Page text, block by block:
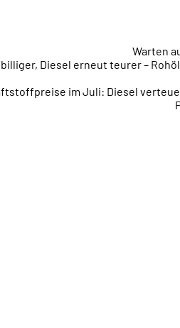
Warten
Diesel erneut teurer –
im Juli: Diesel